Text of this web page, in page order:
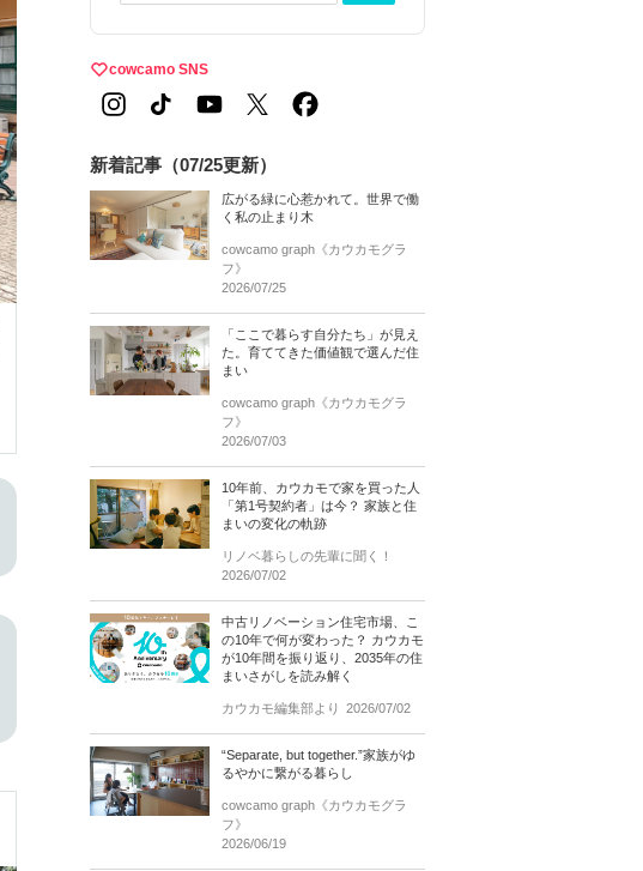
cowcamo SNS
新着記事（07/25更新）
広がる緑に心惹かれて。世界で働
く私の止まり木
cowcamo graph《カウカモグラ
フ》
2026/07/25
「ここで暮らす自分たち」が見え
た。育ててきた価値観で選んだ住
まい
cowcamo graph《カウカモグラ
フ》
2026/07/03
10年前、カウカモで家を買った人
「第1号契約者」は今？ 家族と住
まいの変化の軌跡
リノベ暮らしの先輩に聞く！
2026/07/02
中古リノベーション住宅市場、こ
の10年で何が変わった？ カウカモ
が10年間を振り返り、2035年の住
まいさがしを読み解く
カウカモ編集部より 2026/07/02
“Separate, but together.”家族がゆ
るやかに繋がる暮らし
cowcamo graph《カウカモグラ
フ》
2026/06/19